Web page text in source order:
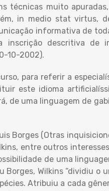
técnicas muito
in medio stat virtus,
informativa de
inscrição descritiva de
10-2002).
para referir a
este idioma
de uma linguagem de
Borges (Otras
entre outros
de uma
Borges, Wilkins “dividiu
Atribuiu a cada